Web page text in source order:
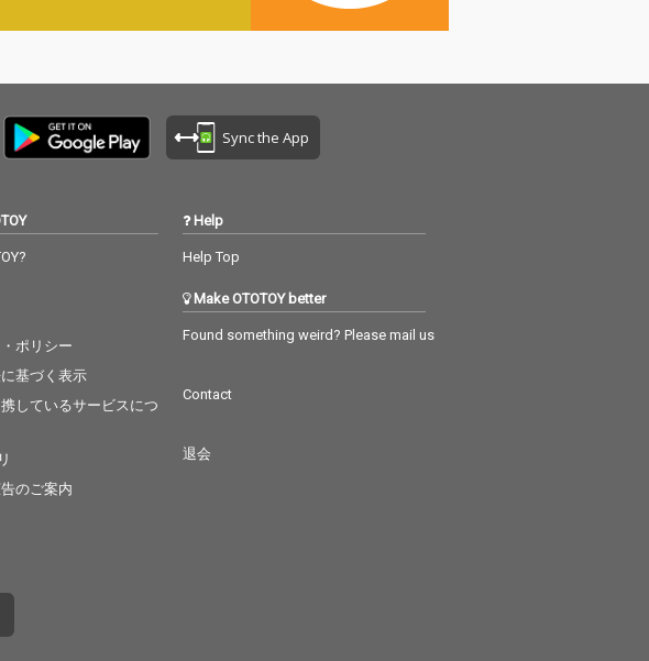
Sync the App
ポリシー
基づく表示
しているサービスにつ
のご案内
Help
Help Top
Make OTOTOY better
Found something weird? Please mail us
Contact
退会